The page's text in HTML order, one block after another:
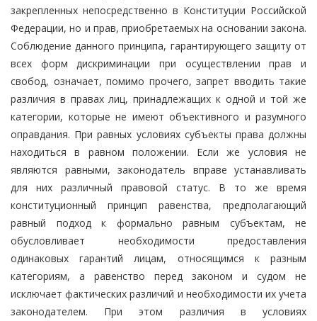
закрепленных непосредственно в Конституции Российской
Федерации, но и прав, приобретаемых на основании закона.
Соблюдение данного принципа, гарантирующего защиту от
всех форм дискриминации при осуществлении прав и
свобод, означает, помимо прочего, запрет вводить такие
различия в правах лиц, принадлежащих к одной и той же
категории, которые не имеют объективного и разумного
оправдания. При равных условиях субъекты права должны
находиться в равном положении. Если же условия не
являются равными, законодатель вправе устанавливать
для них различный правовой статус. В то же время
конституционный принцип равенства, предполагающий
равный подход к формально равным субъектам, не
обусловливает необходимости предоставления
одинаковых гарантий лицам, относящимся к разным
категориям, а равенство перед законом и судом не
исключает фактических различий и необходимости их учета
законодателем. При этом различия в условиях